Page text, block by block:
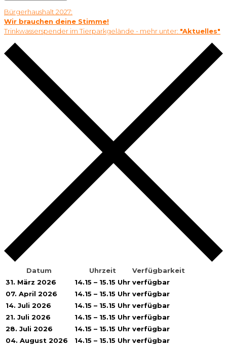
Bürgerhaushalt 2027:
Wir brauchen deine Stimme!
Trinkwasserspender im Tierparkgelände - mehr unter: "Aktuelles"
Datum Uhrzeit
Verfügbarkeit
31. März 2026
14.15 – 15.15 Uhr verfügbar
07. April 2026
14.15 – 15.15 Uhr verfügbar
14. Juli 2026
14.15 – 15.15 Uhr verfügbar
21. Juli 2026
14.15 – 15.15 Uhr verfügbar
28. Juli 2026
14.15 – 15.15 Uhr verfügbar
04. August 2026
14.15 – 15.15 Uhr verfügbar